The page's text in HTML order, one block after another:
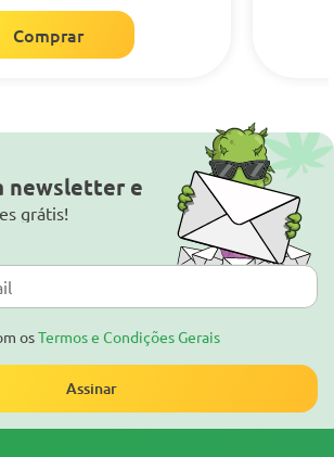
Comprar
newsletter e
grátis!
osTermos e Condições Gerais
Assinar